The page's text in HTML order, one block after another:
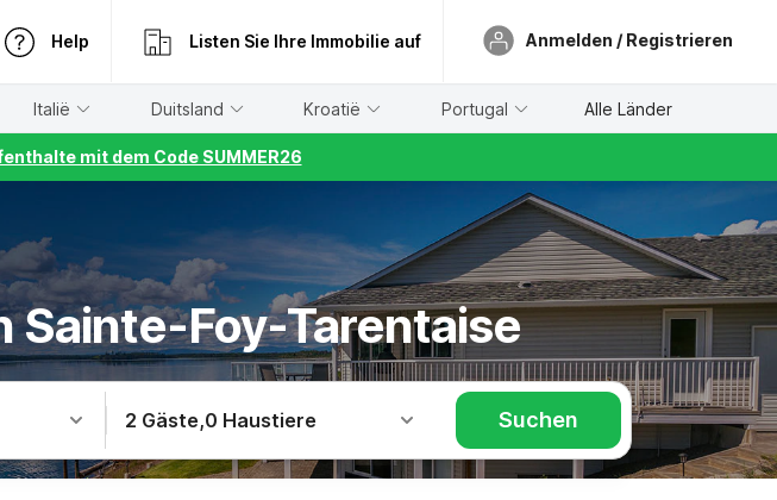
Help Listen Sie Ihre Immobilie auf Anmelden / Registrieren
Italië Duitsland Kroatië Portugal Alle Länder
mit dem Code SUMMER26
Sainte-Foy-Tarentaise
2 Gäste,0 Haustiere Suchen